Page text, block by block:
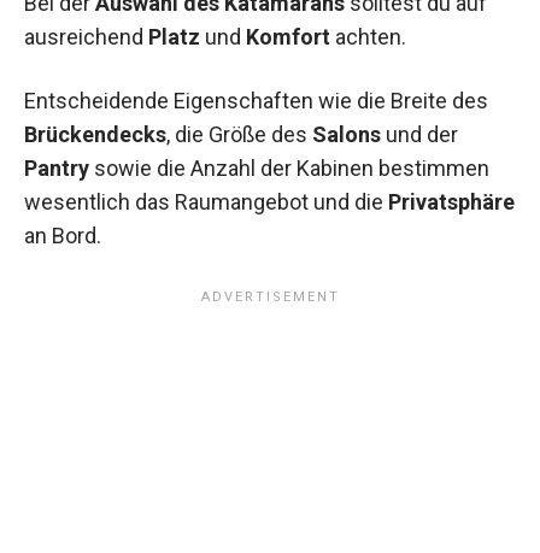
ausreichend Platz und Komfort achten.
Entscheidende Eigenschaften wie die Breite des
Brückendecks, die Größe des Salons und der
Pantry sowie die Anzahl der Kabinen bestimmen
wesentlich das Raumangebot und die Privatsphäre
an Bord.